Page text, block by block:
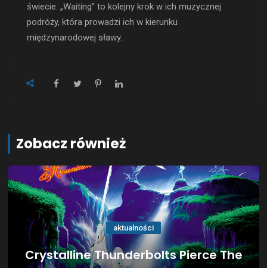
świecie. „Waiting” to kolejny krok w ich muzycznej
podróży, która prowadzi ich w kierunku
międzynarodowej sławy.
Zobacz również
aktualności
Crystalline Thunderbolts Pierce The